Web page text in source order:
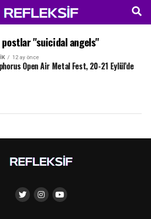
postlar "suicidal angels"
12 ay önce
Open Air Metal Fest, 20-21 Eylül’de